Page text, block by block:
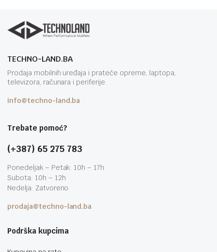
TECHNO-LAND.BA
Prodaja mobilnih uređaja i prateće opreme, laptopa,
televizora, računara i periferije.
info@techno-land.ba
Trebate pomoć?
(+387) 65 275 783
Ponedeljak – Petak: 10h – 17h
Subota: 10h – 12h
Nedelja: Zatvoreno
prodaja@techno-land.ba
Podrška kupcima